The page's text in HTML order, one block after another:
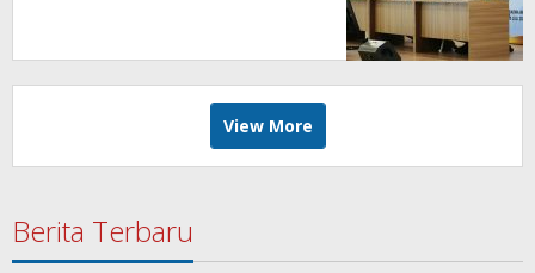
View More
Berita Terbaru